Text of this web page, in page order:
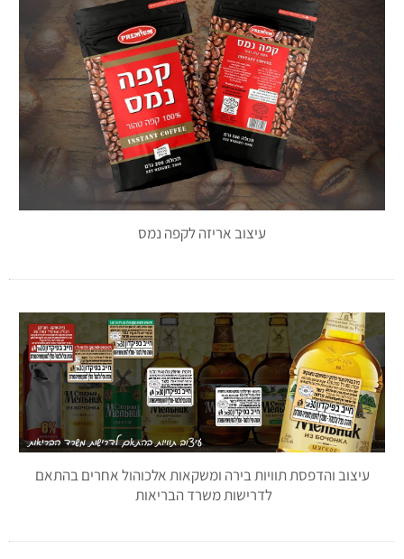
עיצוב אריזה לקפה נמס
עיצוב והדפסת תוויות בירה ומשקאות אלכוהול אחרים בהתאם
לדרישות משרד הבריאות